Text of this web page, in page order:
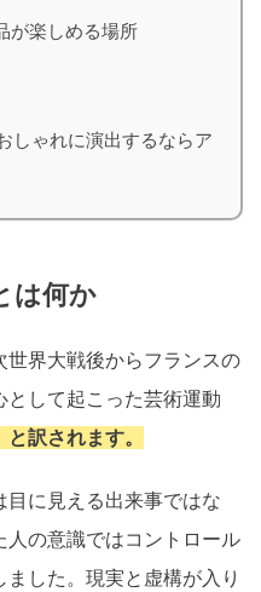
が楽しめる場所
しゃれに演出するならア
は何か
世界大戦後からフランスの
して起こった芸術運動
訳されます。
目に見える出来事ではな
人の意識ではコントロール
した。現実と虚構が入り